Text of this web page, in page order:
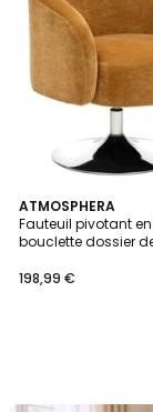
ATMOSPHERA
Fauteuil pivotant
bouclette dossier
198,99 €